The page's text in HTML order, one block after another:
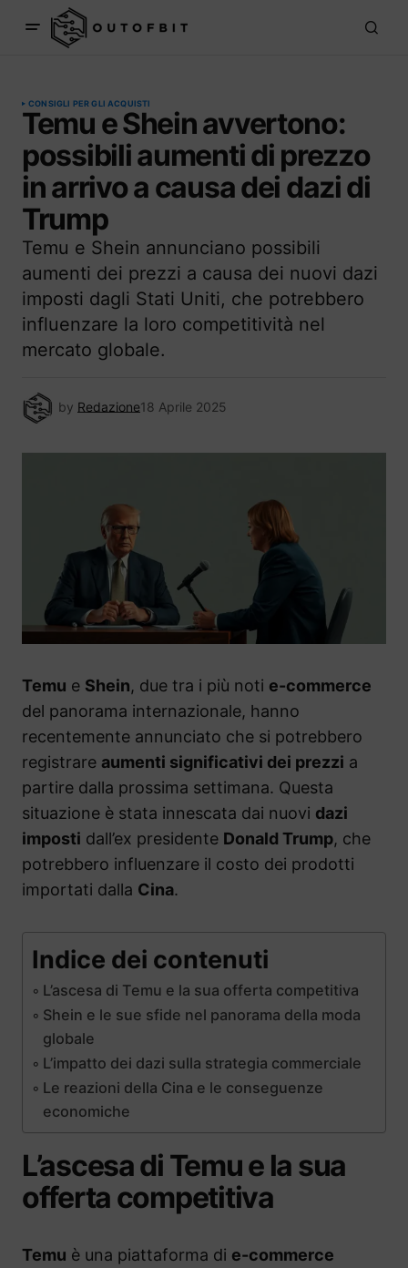
CONSIGLI PER GLI ACQUISTI
Temu e Shein avvertono:
possibili aumenti di prezzo
in arrivo a causa dei dazi di
Trump
Temu e Shein annunciano possibili
aumenti dei prezzi a causa dei nuovi dazi
imposti dagli Stati Uniti, che potrebbero
influenzare la loro competitività nel
mercato globale.
by Redazione18 Aprile 2025
Temu e Shein, due tra i più noti e-commerce
del panorama internazionale, hanno
recentemente annunciato che si potrebbero
registrare aumenti significativi dei prezzi a
partire dalla prossima settimana. Questa
situazione è stata innescata dai nuovi dazi
imposti dall’ex presidente Donald Trump, che
potrebbero influenzare il costo dei prodotti
importati dalla Cina.
Indice dei contenuti
L’ascesa di Temu e la sua offerta competitiva
Shein e le sue sfide nel panorama della moda
globale
L’impatto dei dazi sulla strategia commerciale
Le reazioni della Cina e le conseguenze
economiche
L’ascesa di Temu e la sua
offerta competitiva
Temu è una piattaforma di e-commerce